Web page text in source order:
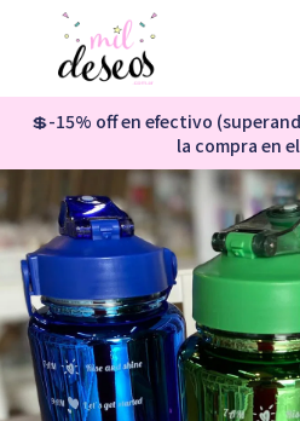
💲-15% off en efectivo
la compra en